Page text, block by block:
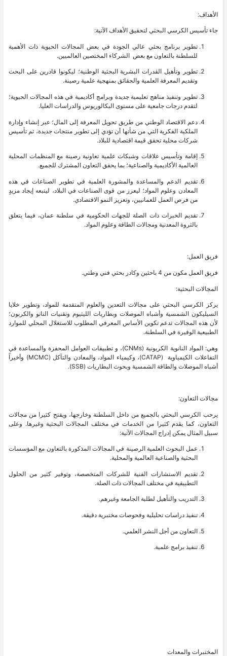
الأهداف:
جاء تأسيس الكرسي البحثي لتحقيق الأهداف الآتية:
تطوير برنامج بحثي عالي الجودة في بعض المجالات الحيوية ذات الأهمية
للسلطنة بالتعاون مع بعض الشركاء المختصين العالميين.
تطوير وتأهيل القدرات البشرية البحثية الوطنية؛ ليكونوا قادرين على البحث
وتقديم المعرفة العلمية والحقائق بمنهجية علمية رصينة.
تطوير وتنفيذ مناهج تعليمية جديدة وبرامج أكاديمية في هذه المجالات الحيوية؛
لتقدم درجات جامعية على مستوى البكالوريوس والدراسات العليا.
دعم الاقتصاد الوطني من طريق تحويل المعرفة إلى المال؛ عبر إنشاء وإدارة
الملكية الفكرية التي من شأنها أن تؤدي إلى تطوير منتجات جديدة، ثم تأسيس
شركات محلية تحقق قيمة اقتصادية للبلاد.
إقامة وتأسيس علاقات وشبكات علمية تعاونية رصينة مع المنظمات المحلية
العالمية الأكاديمية والصناعية؛ بما يحقق التعاون المشترك للجميع.
تقديم الدعم والمساعدة والمشورة العلمية في تطوير الصناعات في هذه
المعادن وعلوم المواد؛ ليعزز من قوى الصناعات في البلاد، ليتبعه إيجاد مزيدٍ
من فرص العمل للعمانيين، وتعزيز النمو الاقتصادي.
تقديم الخبرات ذات الصلة للجهات الحكومية في سلطنة عمان، فيما يتعلق
بالثروة المعدنية ومجالات الطاقة وعلوم المواد.
فريق العمل:
فريق العمل مكون من 4 باحثين وكادر بحثي فني وطني.
المجالات البحثية:
يركز الكرسي البحثي على مجالات التعدين والعلوم المتقدمة للمواد، وتطوير خلايا
السيليكون الشمسية وأشباه الموصلات وبطاريات الليثيوم وتقنيات النانو والكربون؛
لأن هذه المجالات تدعم تكوين الأساس المعرفي المطلوب للاستغلال المحلي للموارد
الطبيعية الوفيرة في السلطنة.
وهي: المواد النانوية الكربونية (CNMs)، و تطبيقات العوامل المحفزة والمساعدة في
التفاعلات الكيمياوية (CATAP)، وكيمياء المواد، والمعادن والتآكل (MCMC) وأخيراً
أشباه الموصلات والطاقة الشمسية وبحوث البطاريات (SSB).
مجالات التعاون:
يرحب الكرسي البحثي بالجميع من داخل السلطنة وخارجها، ويفتح كثيرا من مجالات
التعاون، كما يقدم كثيرا من الخدمات في مختلف المجالات البحثية وغيرها. وعلى
سبيل المثال يمكن إدراج المجالات الآتية:
عمل البحوث العلمية الرصينة في المجالات المذكورة بالتعاون مع المؤسسات
البحثية والصناعية العالمية والمحلية.
تقديم الاستشارات الفنية للشركات المتخصصة، وتوفير كثير من الحلول
التطبيقية في مختلف المجالات ذات الصلة.
التدريب والتأهيل لطلبة الجامعة وغيرهم.
تنفيذ دراسات تحليلية وفحوصات مختبرية دقيقة.
التعاون من أجل النشر العلمي.
تنفيذ برامج علمية.
المختبرات والمعدات